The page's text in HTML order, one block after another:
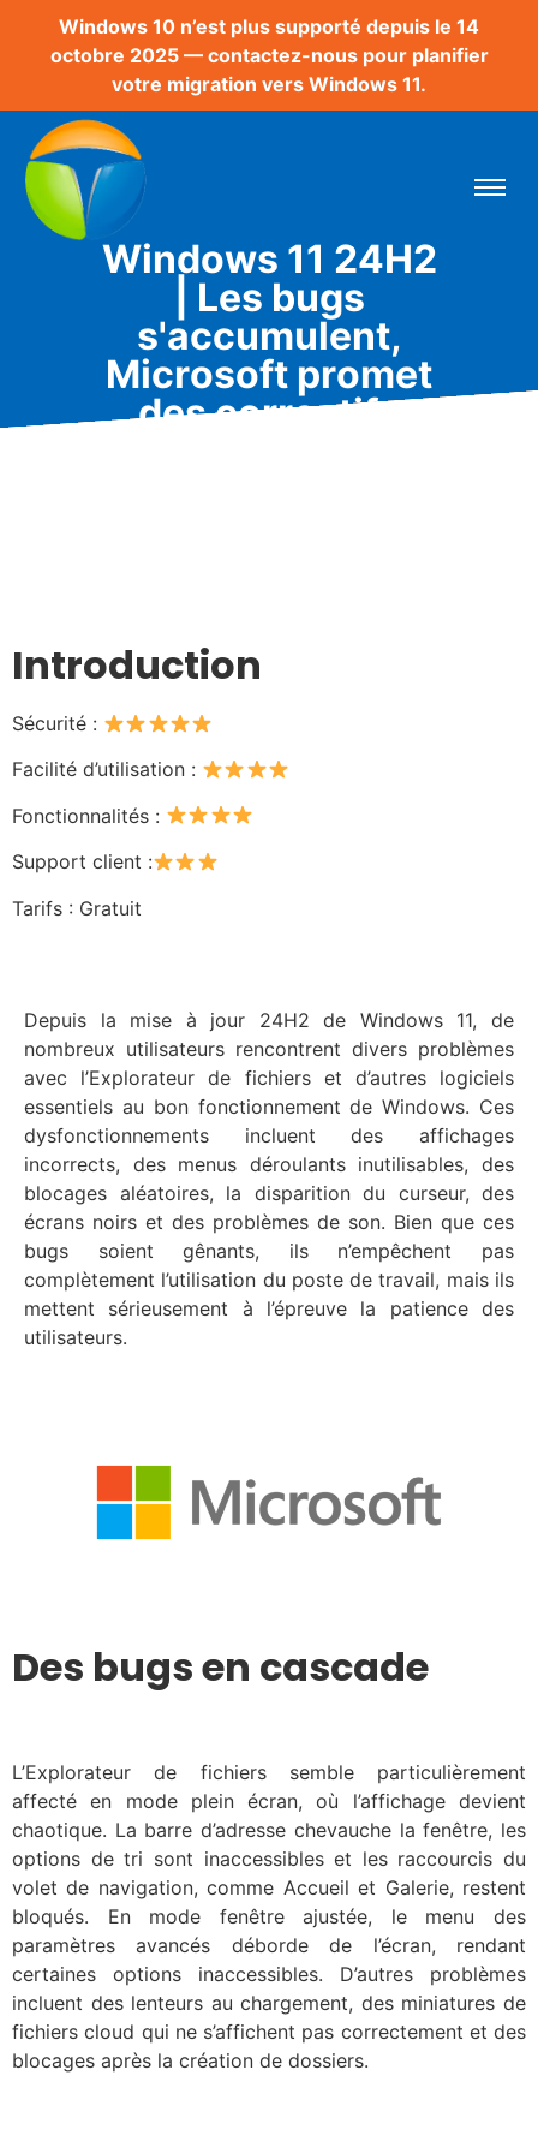
Windows 10 n’est plus supporté depuis le 14
octobre 2025 — contactez-nous pour planifier
votre migration vers Windows 11.
Windows 11 24H2
| Les bugs
s'accumulent,
Microsoft promet
des correctifs
Introduction
Sécurité :
Facilité d’utilisation :
Fonctionnalités :
Support client :
Tarifs : Gratuit
Depuis la mise à jour 24H2 de Windows 11, de
nombreux utilisateurs rencontrent divers problèmes
avec l’Explorateur de fichiers et d’autres logiciels
essentiels au bon fonctionnement de Windows. Ces
dysfonctionnements incluent des affichages
incorrects, des menus déroulants inutilisables, des
blocages aléatoires, la disparition du curseur, des
écrans noirs et des problèmes de son. Bien que ces
bugs soient gênants, ils n’empêchent pas
complètement l’utilisation du poste de travail, mais ils
mettent sérieusement à l’épreuve la patience des
utilisateurs.
Des bugs en cascade
L’Explorateur de fichiers semble particulièrement
affecté en mode plein écran, où l’affichage devient
chaotique. La barre d’adresse chevauche la fenêtre, les
options de tri sont inaccessibles et les raccourcis du
volet de navigation, comme Accueil et Galerie, restent
bloqués. En mode fenêtre ajustée, le menu des
paramètres avancés déborde de l’écran, rendant
certaines options inaccessibles. D’autres problèmes
incluent des lenteurs au chargement, des miniatures de
fichiers cloud qui ne s’affichent pas correctement et des
blocages après la création de dossiers.